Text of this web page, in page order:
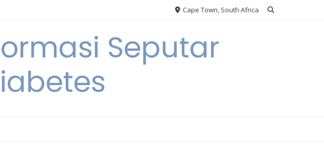
Cape Town, South Africa
Seputar